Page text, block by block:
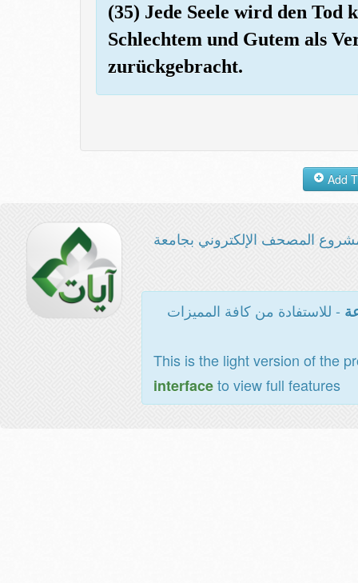
(35) Jede Seele wird den
Schlechtem und Gutem als
zurückgebracht.
المصحف الإلكتروني بجامعة
- للاستفادة من كافة المميزات
This is the light version of the
interfaceto view full features